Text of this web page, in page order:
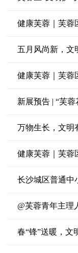
健康芙蓉｜芙蓉
五月风尚新，文
健康芙蓉｜芙蓉
新展预告 | “芙
万物生长，文明
健康芙蓉｜芙蓉
长沙城区普通中
@芙蓉青年主理
春“锋”送暖，文